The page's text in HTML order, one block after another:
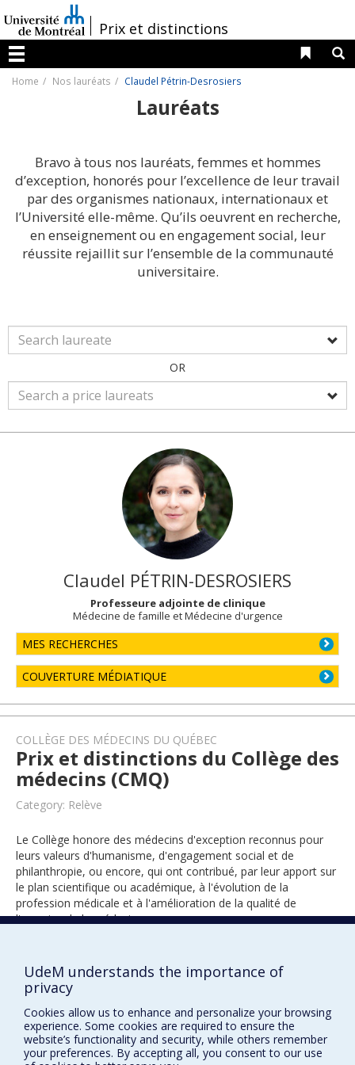
au
contenu
/Prix et distinctions
Menu
Liens
Home Nos lauréats Claudel Pétrin-Desrosiers
Lauréats
Bravo à tous nos lauréats, femmes et hommes
d’exception, honorés pour l’excellence de leur travail
par des organismes nationaux, internationaux et
l’Université elle-même. Qu’ils oeuvrent en recherche,
en enseignement ou en engagement social, leur
réussite rejaillit sur l’ensemble de la communauté
universitaire.
OR
Claudel PÉTRIN-DESROSIERS
Professeure adjointe de clinique
Médecine de famille et Médecine d'urgence
MES RECHERCHES
COUVERTURE MÉDIATIQUE
COLLÈGE DES MÉDECINS DU QUÉBEC
Prix et distinctions du Collège des
médecins (CMQ)
Category: Relève
Le Collège honore des médecins d'exception reconnus pour
leurs valeurs d'humanisme, d'engagement social et de
philanthropie, ou encore, qui ont contribué, par leur apport sur
le plan scientifique ou académique, à l'évolution de la
profession médicale et à l'amélioration de la qualité de
l'exercice de la médecine.
UdeM understands the importance of
privacy
Cookies allow us to enhance and personalize your browsing
experience. Some cookies are required to ensure the
website’s functionality and security, while others remember
your preferences. By accepting all, you consent to our use